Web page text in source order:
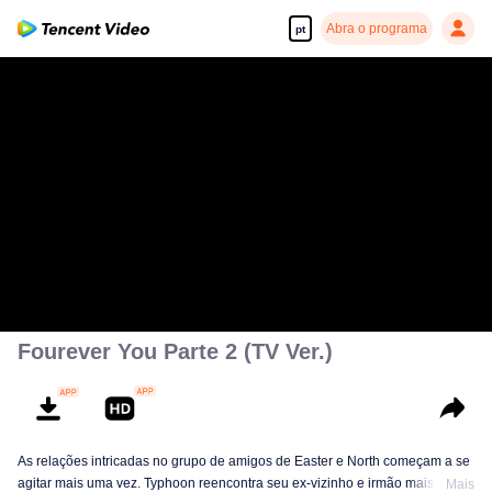
pt Abra o programa
Fourever You Parte 2 (TV Ver.)
As relações intricadas no grupo de amigos de Easter e North começam a se
agitar mais uma vez. Typhoon reencontra seu ex-vizinho e irmão mais velho,
Mais